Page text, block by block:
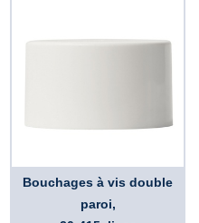
Bouchages à vis double
paroi,